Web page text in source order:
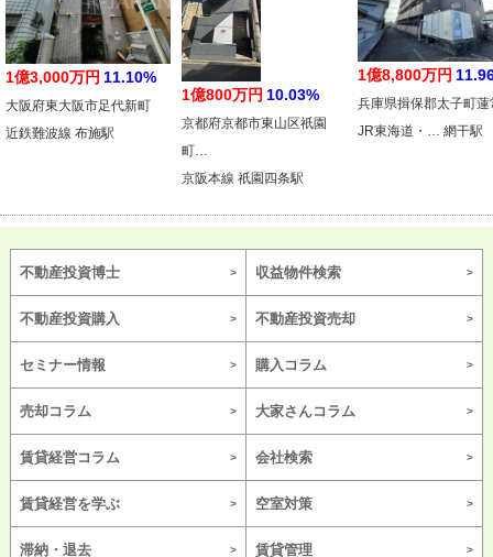
1億3,000万円 11.10%
大阪府東大阪市足代新町
近鉄難波線 布施駅
1億800万円 10.03%
京都府京都市東山区祇園
町…
京阪本線 祇園四条駅
1億8,800万円
兵庫県揖保郡太子町蓮
JR東海道・… 網干駅
不動産投資博士 収益物件検索
不動産投資購入 不動産投資売却
セミナー情報 購入コラム
売却コラム 大家さんコラム
賃貸経営コラム 会社検索
賃貸経営を学ぶ 空室対策
滞納・退去 賃貸管理